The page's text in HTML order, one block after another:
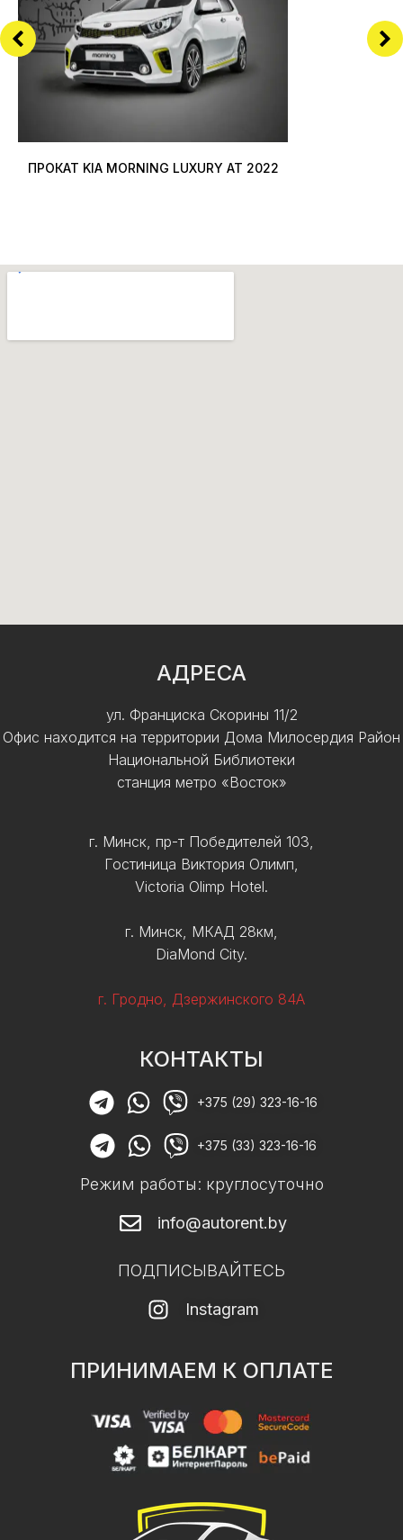
ПРОКАТ KIA MORNING LUXURY AT 2022
АДРЕСА
ул. Франциска Скорины 11/2
Офис находится на территории Дома Милосердия Район
Национальной Библиотеки
станция метро «Восток»
г. Минск, пр-т Победителей 103,
Гостиница Виктория Олимп,
Victoria Olimp Hotel.
г. Минск, МКАД 28км,
DiaMond City.
г. Гродно, Дзержинского 84А
КОНТАКТЫ
+375 (29) 323-16-16
+375 (33) 323-16-16
Режим работы: круглосуточно
info@autorent.by
ПОДПИСЫВАЙТЕСЬ
Instagram
ПРИНИМАЕМ К ОПЛАТЕ